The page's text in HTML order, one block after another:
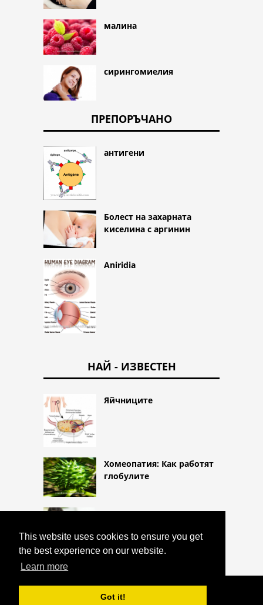
This website uses cookies to ensure you get
the best experience on our website.
Learn more
Got it!
малина
сирингомиелия
ПРЕПОРЪЧАНО
антигени
Болест на захарната
киселина с аргинин
Aniridia
НАЙ - ИЗВЕСТЕН
Яйчниците
Хомеопатия: Как работят
глобулите
изследване на урината
COPYRIGHT 2026 HTTPS://CQLIFE.NET